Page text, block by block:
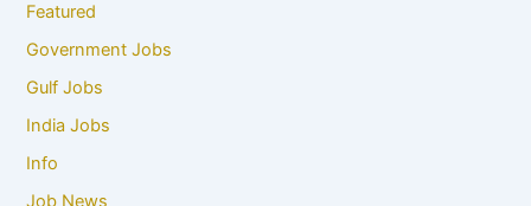
Featured
Government Jobs
Gulf Jobs
India Jobs
Info
Job News